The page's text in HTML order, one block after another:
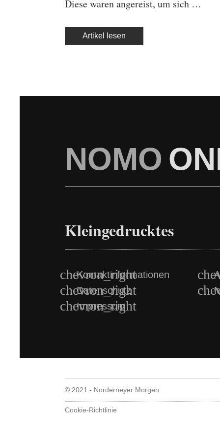
Diese waren angereist, um sich …
Artikel lesen
NOMO
Kleingedrucktes
Kontaktinformationen
Datenschutz
Impressum
© 2021 - Norderneyer Morgen
Cookie-Richtlinie